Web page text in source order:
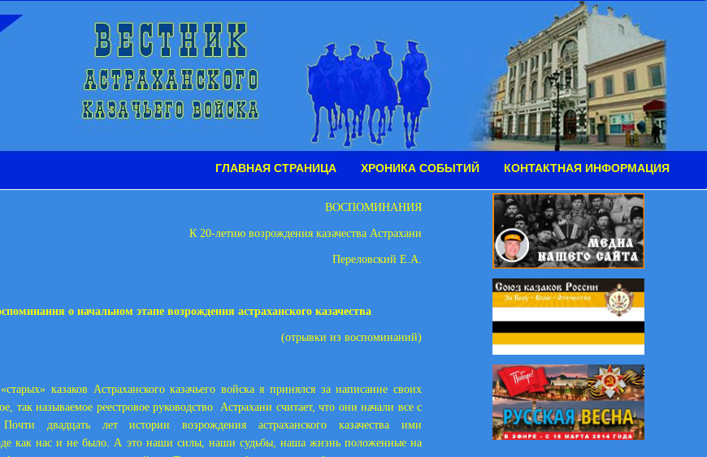
ГЛАВНАЯ СТРАНИЦА ХРОНИКА СОБЫТИЙ КОНТАКТНАЯ ИНФОРМАЦИЯ
ВОСПОМИНАНИЯ
К 20-летию возрождения казачества Астрахани
Переловский Е.А.
о начальном этапе возрождения астраханского казачества
(отрывки из воспоминаний)
казаков Астраханского казачьего войска я принялся за написание своих
так называемое реестровое руководство
Астрахани считает, что они начали все с
двадцать лет истории возрождения астраханского казачества ими
как нас и не было. А это наши силы, наши судьбы, наша жизнь положенные на